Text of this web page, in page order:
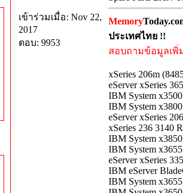
เข้าร่วมเมื่อ: Nov 22,
2017
ตอบ: 9953
Memory
ประเทศไทย !!
สอบถามข้อมูลเพิ่
xSeries 206m
eServer xSeries
IBM System
IBM System
eServer xSeries
xSeries 236 3140
IBM System
IBM System
eServer xSeries
IBM eServer
IBM System